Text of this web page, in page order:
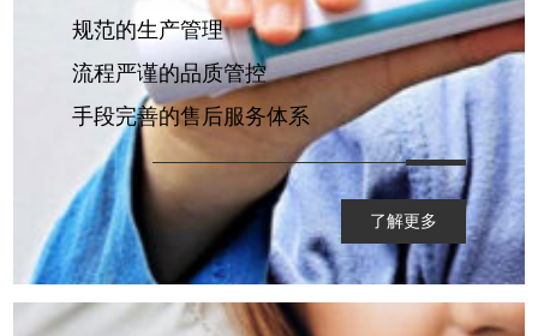
规范的生产管理
流程严谨的品质管控
手段完善的售后服务体系
了解更多